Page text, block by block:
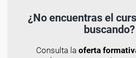
¿No encuentras el
buscando?
Consulta la oferta